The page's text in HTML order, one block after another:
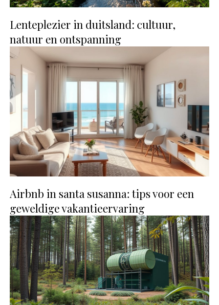
Lenteplezier in duitsland: cultuur,
natuur en ontspanning
Airbnb in santa susanna: tips voor een
geweldige vakantieervaring